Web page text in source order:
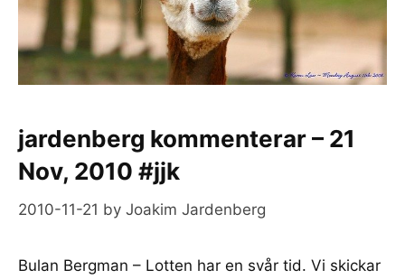
jardenberg kommenterar – 21
Nov, 2010 #jjk
2010-11-21 by Joakim Jardenberg
Bulan Bergman – Lotten har en svår tid. Vi skickar